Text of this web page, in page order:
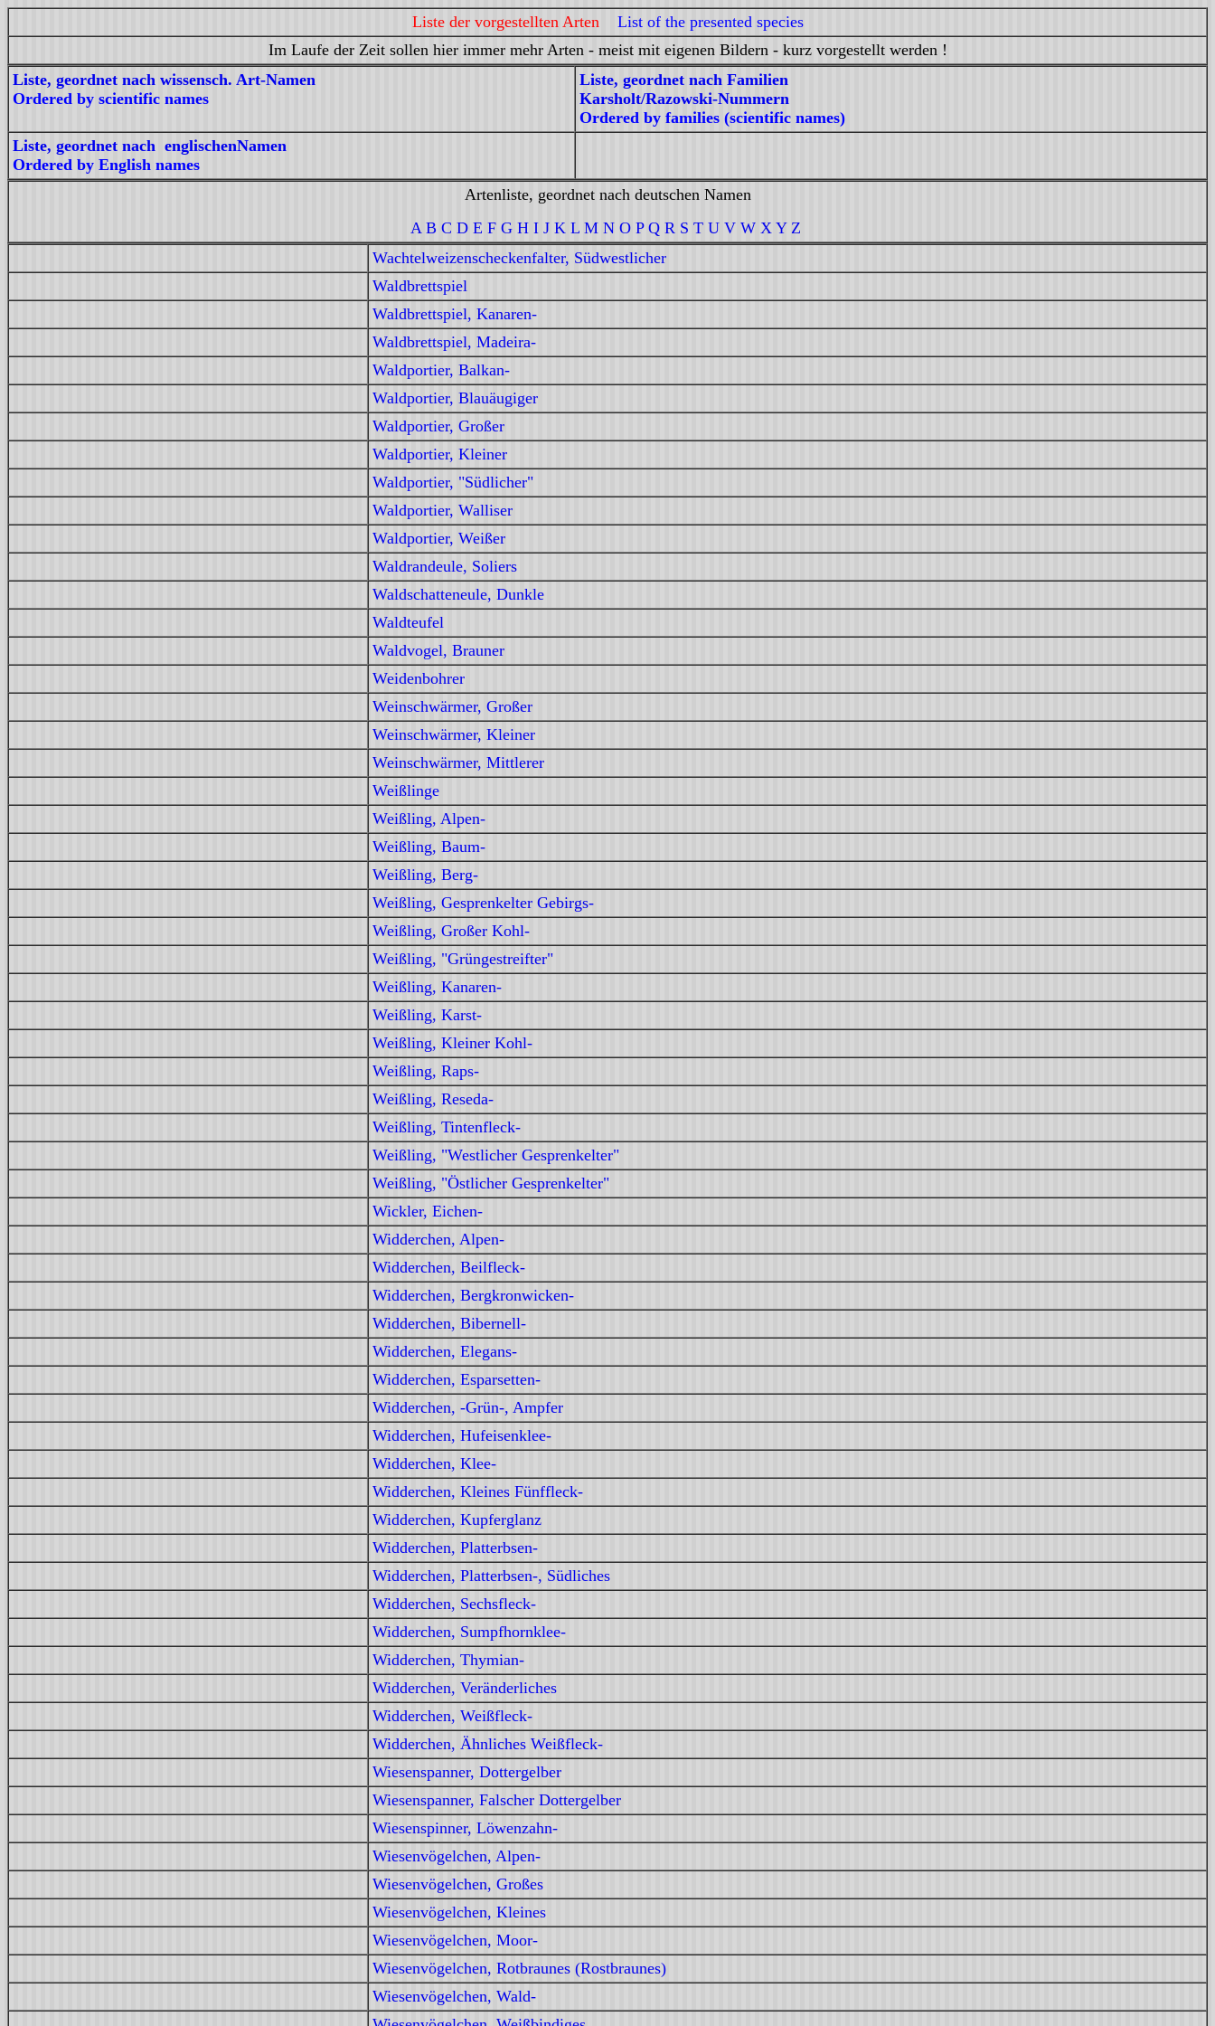
Liste der vorgestellten Arten List of the presented species
Im Laufe der Zeit sollen hier immer mehr Arten - meist mit eigenen Bildern - kurz vorgestellt werden !
Liste, geordnet nach wissensch. Art-Namen
Ordered by scientific names
Liste, geordnet nach Familien
Karsholt/Razowski-Nummern
Ordered by families (scientific names)
Liste, geordnet nach englischenNamen
Ordered by English names
Artenliste, geordnet nach deutschen Namen
A B C D E F G H I J K L M N O P Q R S T U V W X Y Z
Wachtelweizenscheckenfalter, Südwestlicher
Waldbrettspiel
Waldbrettspiel, Kanaren-
Waldbrettspiel, Madeira-
Waldportier, Balkan-
Waldportier, Blauäugiger
Waldportier, Großer
Waldportier, Kleiner
Waldportier, "Südlicher"
Waldportier, Walliser
Waldportier, Weißer
Waldrandeule, Soliers
Waldschatteneule, Dunkle
Waldteufel
Waldvogel, Brauner
Weidenbohrer
Weinschwärmer, Großer
Weinschwärmer, Kleiner
Weinschwärmer, Mittlerer
Weißlinge
Weißling, Alpen-
Weißling, Baum-
Weißling, Berg-
Weißling, Gesprenkelter Gebirgs-
Weißling, Großer Kohl-
Weißling, "Grüngestreifter"
Weißling, Kanaren-
Weißling, Karst-
Weißling, Kleiner Kohl-
Weißling, Raps-
Weißling, Reseda-
Weißling, Tintenfleck-
Weißling, "Westlicher Gesprenkelter"
Weißling, "Östlicher Gesprenkelter"
Wickler, Eichen-
Widderchen, Alpen-
Widderchen, Beilfleck-
Widderchen, Bergkronwicken-
Widderchen, Bibernell-
Widderchen, Elegans-
Widderchen, Esparsetten-
Widderchen, -Grün-, Ampfer
Widderchen, Hufeisenklee-
Widderchen, Klee-
Widderchen, Kleines Fünffleck-
Widderchen, Kupferglanz
Widderchen, Platterbsen-
Widderchen, Platterbsen-, Südliches
Widderchen, Sechsfleck-
Widderchen, Sumpfhornklee-
Widderchen, Thymian-
Widderchen, Veränderliches
Widderchen, Weißfleck-
Widderchen, Ähnliches Weißfleck-
Wiesenspanner, Dottergelber
Wiesenspanner, Falscher Dottergelber
Wiesenspinner, Löwenzahn-
Wiesenvögelchen, Alpen-
Wiesenvögelchen, Großes
Wiesenvögelchen, Kleines
Wiesenvögelchen, Moor-
Wiesenvögelchen, Rotbraunes (Rostbraunes)
Wiesenvögelchen, Wald-